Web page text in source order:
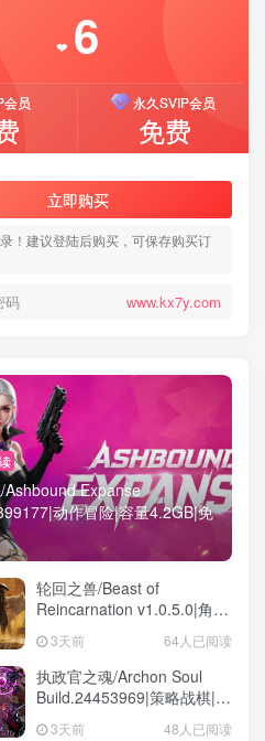
❤ 6
会员 永久SVIP会员
免费
立即购买
！建议登陆后购买，可保存购买订
码 www.kx7y.com
Ashbound Expanse
动作冒险|容量4.2GB|免
轮回之兽/Beast of
Reincarnation v1.0.5.0|角色
色中文版
3天前 64人已阅读
执政官之魂/Archon Soul
Build.24453969|策略战棋|容
量3GB|免安装绿色中文版
3天前 48人已阅读